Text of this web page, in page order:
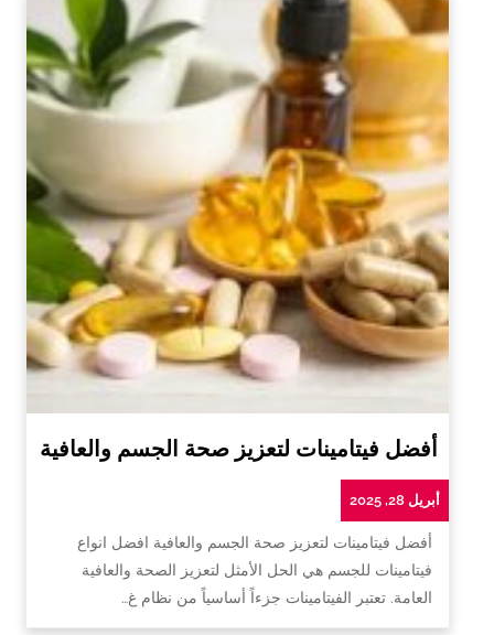
أفضل فيتامينات لتعزيز صحة الجسم والعافية
أبريل 28, 2025
أفضل فيتامينات لتعزيز صحة الجسم والعافية افضل انواع
فيتامينات للجسم هي الحل الأمثل لتعزيز الصحة والعافية
العامة. تعتبر الفيتامينات جزءاً أساسياً من نظام غ…